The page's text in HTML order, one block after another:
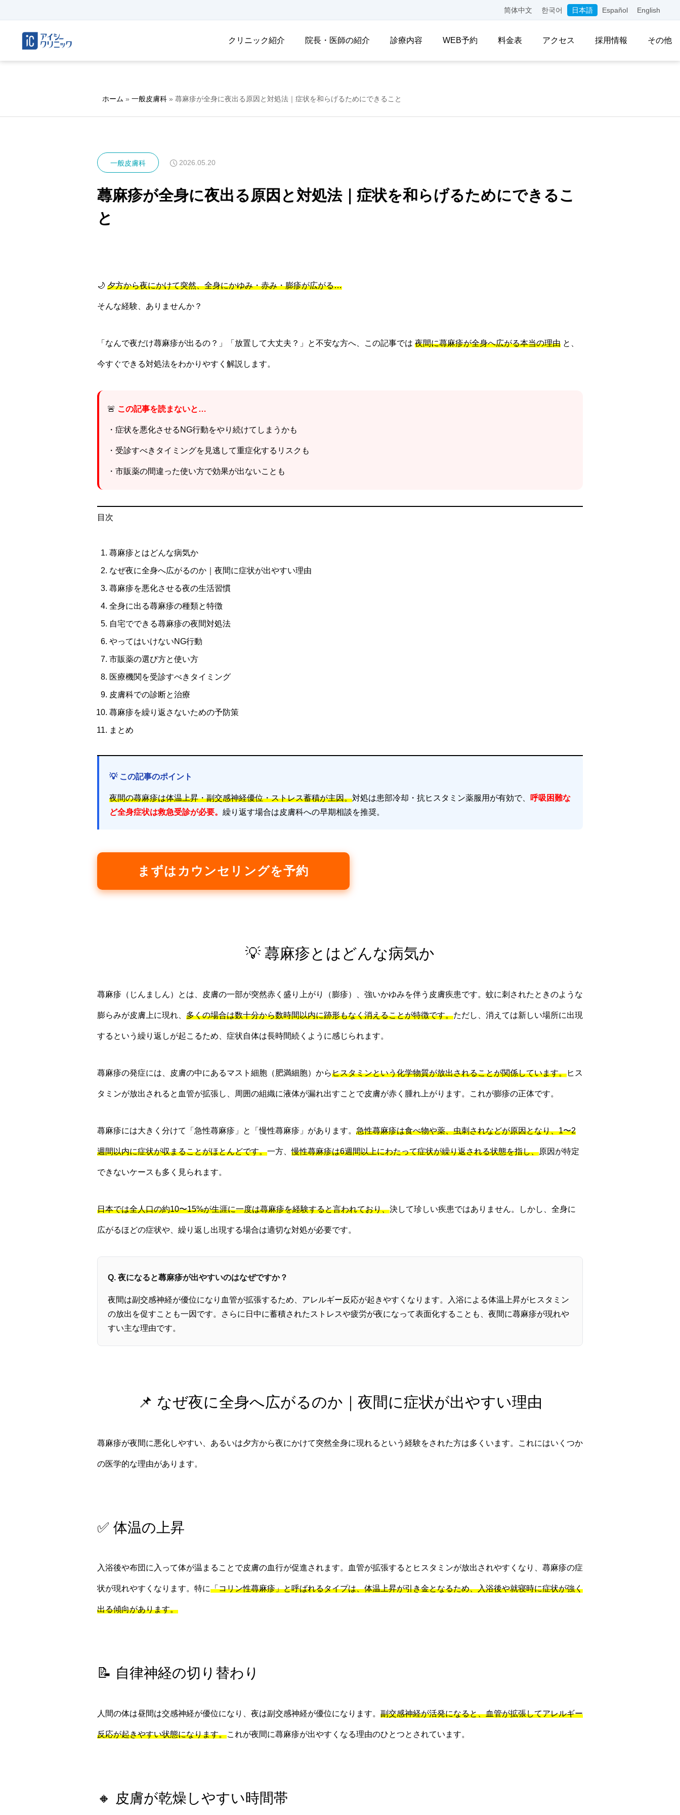
简体中文 한국어 日本語 Español English
クリニック紹介 院長・医師の紹介 診療内容 WEB予約 料金表 アクセス 採用情報 その他
ホーム » 一般皮膚科 » 蕁麻疹が全身に夜出る原因と対処法｜症状を和らげるためにできること
一般皮膚科 2026.05.20
蕁麻疹が全身に夜出る原因と対処法｜症状を和らげるためにできるこ
と
🌙 夕方から夜にかけて突然、全身にかゆみ・赤み・膨疹が広がる…
そんな経験、ありませんか？
「なんで夜だけ蕁麻疹が出るの？」「放置して大丈夫？」と不安な方へ、この記事では 夜間に蕁麻疹が全身へ広がる本当の理由 と、
今すぐできる対処法をわかりやすく解説します。
🚨 この記事を読まないと…
・症状を悪化させるNG行動をやり続けてしまうかも
・受診すべきタイミングを見逃して重症化するリスクも
・市販薬の間違った使い方で効果が出ないことも
目次
蕁麻疹とはどんな病気か
なぜ夜に全身へ広がるのか｜夜間に症状が出やすい理由
蕁麻疹を悪化させる夜の生活習慣
全身に出る蕁麻疹の種類と特徴
自宅でできる蕁麻疹の夜間対処法
やってはいけないNG行動
市販薬の選び方と使い方
医療機関を受診すべきタイミング
皮膚科での診断と治療
蕁麻疹を繰り返さないための予防策
まとめ
💡 この記事のポイント
夜間の蕁麻疹は体温上昇・副交感神経優位・ストレス蓄積が主因。対処は患部冷却・抗ヒスタミン薬服用が有効で、
呼吸困難な
ど全身症状は救急受診が必要。 繰り返す場合は皮膚科への早期相談を推奨。
まずはカウンセリングを予約
💡 蕁麻疹とはどんな病気か
蕁麻疹（じんましん）とは、皮膚の一部が突然赤く盛り上がり（膨疹）、強いかゆみを伴う皮膚疾患です。蚊に刺されたときのような
膨らみが皮膚上に現れ、 多くの場合は数十分から数時間以内に跡形もなく消えることが特徴です。ただし、消えては新しい場所に出現
するという繰り返しが起こるため、症状自体は長時間続くように感じられます。
蕁麻疹の発症には、皮膚の中にあるマスト細胞（肥満細胞）からヒスタミンという化学物質が放出されることが関係しています。ヒス
タミンが放出されると血管が拡張し、周囲の組織に液体が漏れ出すことで皮膚が赤く腫れ上がります。これが膨疹の正体です。
蕁麻疹には大きく分けて「急性蕁麻疹」と「慢性蕁麻疹」があります。 急性蕁麻疹は食べ物や薬、虫刺されなどが原因となり、1〜2
週間以内に症状が収まることがほとんどです。一方、慢性蕁麻疹は6週間以上にわたって症状が繰り返される状態を指し、原因が特定
できないケースも多く見られます。
日本では全人口の約10〜15%が生涯に一度は蕁麻疹を経験すると言われており、決して珍しい疾患ではありません。しかし、全身に
広がるほどの症状や、繰り返し出現する場合は適切な対処が必要です。
Q. 夜になると蕁麻疹が出やすいのはなぜですか？
夜間は副交感神経が優位になり血管が拡張するため、アレルギー反応が起きやすくなります。入浴による体温上昇がヒスタミン
の放出を促すことも一因です。さらに日中に蓄積されたストレスや疲労が夜になって表面化することも、夜間に蕁麻疹が現れや
すい主な理由です。
📌 なぜ夜に全身へ広がるのか｜夜間に症状が出やすい理由
蕁麻疹が夜間に悪化しやすい、あるいは夕方から夜にかけて突然全身に現れるという経験をされた方は多くいます。これにはいくつか
の医学的な理由があります。
✅ 体温の上昇
入浴後や布団に入って体が温まることで皮膚の血行が促進されます。血管が拡張するとヒスタミンが放出されやすくなり、蕁麻疹の症
状が現れやすくなります。特に「コリン性蕁麻疹」と呼ばれるタイプは、体温上昇が引き金となるため、入浴後や就寝時に症状が強く
出る傾向があります。
📝 自律神経の切り替わり
人間の体は昼間は交感神経が優位になり、夜は副交感神経が優位になります。 副交感神経が活発になると、血管が拡張してアレルギー
反応が起きやすい状態になります。これが夜間に蕁麻疹が出やすくなる理由のひとつとされています。
🔸 皮膚が乾燥しやすい時間帯